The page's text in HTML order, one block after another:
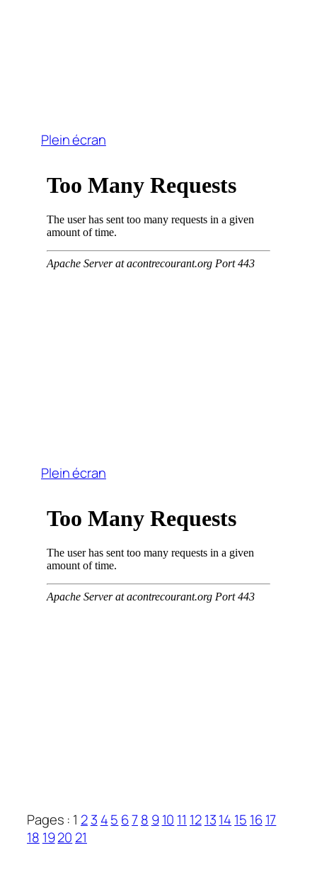
Plein écran
Plein écran
Pages : 1 23 45 678 9 10 11 12 1314 15 16 17
18 1920 21